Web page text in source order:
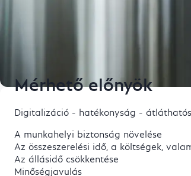
Mérhető előnyök
Digitalizáció - hatékonyság -
A munkahelyi biztonság növelése
Az összeszerelési idő, a költségek,
Az állásidő csökkentése
Minőségjavulás